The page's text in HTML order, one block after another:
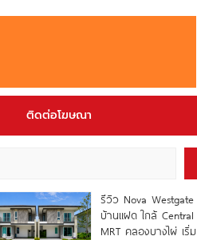
ติดต่อโฆษณา
รีวิว Nova Westgate
บ้านแฝด ใกล้ Central
MRT คลองบางไผ่ เริ่